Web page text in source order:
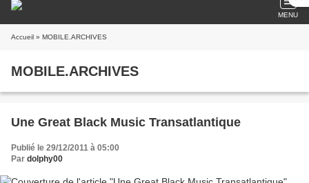
MENU
Accueil » MOBILE.ARCHIVES
MOBILE.ARCHIVES
Une Great Black Music Transatlantique
Publié le 29/12/2011 à 05:00
Par dolphy00